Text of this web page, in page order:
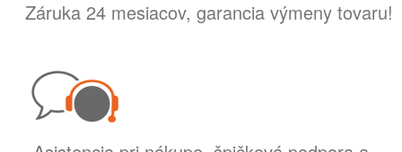
Záruka 24 mesiacov, garancia výmeny tovaru!